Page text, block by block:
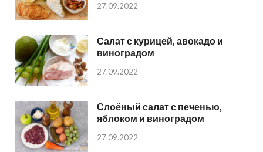
27.09.2022
Салат с курицей, авокадо и
виноградом
27.09.2022
Слоёный салат с печенью,
яблоком и виноградом
27.09.2022